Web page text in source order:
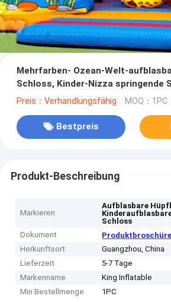
Mehrfarben- Ozean-Welt-
Schloss, Kinder-Nizza springende
Preis：Verhandlungsfähig MOQ：1PC
Bestpreis
Produkt-Beschreibung
Markieren
Aufblasbare
Schloss
Dokument
Produktbroschüre
Herkunftsort
Guangzhou, China
Lieferzeit
5-7 Tage
Markenname
King Inflatable
Min Bestellmenge
1PC